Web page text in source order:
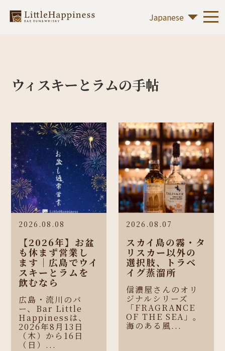
ウィスキーとラムの手帖
2026.08.08
【2026年】お盆
も休まず営業し
ます｜広島でウイ
スキーとラムを
飲むなら
広島・流川のバ
ー、Bar Little
Happinessは、
2026年8月13日
（木）から16日
（日）...
2026.08.07
スカイ島の霧・タ
リスカー以外の
選択肢、トラベ
イグ蒸溜所
信濃屋さんのオリ
ジナルシリーズ
「FRAGRANCE
OF THE SEA」。
海のある風...